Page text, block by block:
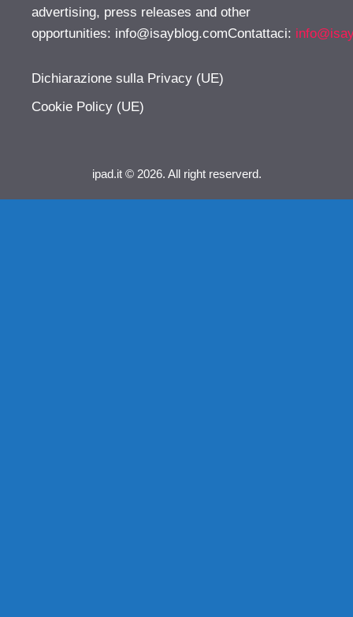
advertising, press releases and other
opportunities: info@isayblog.comContattaci:
Dichiarazione sulla Privacy (UE)
Cookie Policy (UE)
ipad.it © 2026. All right reserverd.